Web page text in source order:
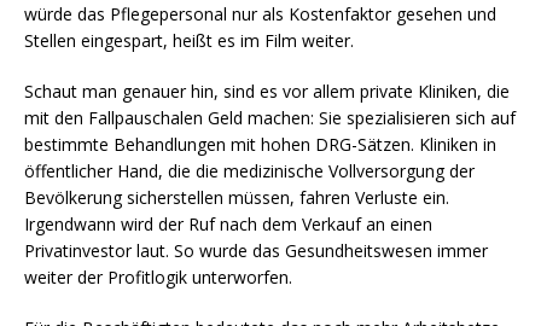
würde das Pflegepersonal nur als Kostenfaktor gesehen und
Stellen eingespart, heißt es im Film weiter.
Schaut man genauer hin, sind es vor allem private Kliniken, die
mit den Fallpauschalen Geld machen: Sie spezialisieren sich auf
bestimmte Behandlungen mit hohen DRG-Sätzen. Kliniken in
öffentlicher Hand, die die medizinische Vollversorgung der
Bevölkerung sicherstellen müssen, fahren Verluste ein.
Irgendwann wird der Ruf nach dem Verkauf an einen
Privatinvestor laut. So wurde das Gesundheitswesen immer
weiter der Profitlogik unterworfen.